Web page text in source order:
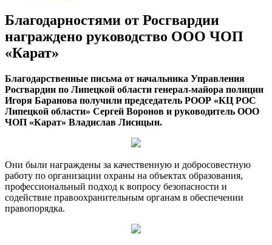
Благодарностями от Росгвардии
награждено руководство ООО ЧОП
«Карат»
Благодарственные письма от начальника Управления
Росгвардии по Липецкой области генерал-майора полиции
Игоря Баранова получили председатель РООР «КЦ РОС
Липецкой области» Сергей Воронов и руководитель ООО
ЧОП «Карат» Владислав Лисицын.
Они были награждены за качественную и добросовестную
работу по организации охраны на объектах образования,
профессиональный подход к вопросу безопасности и
содействие правоохранительным органам в обеспечении
правопорядка.